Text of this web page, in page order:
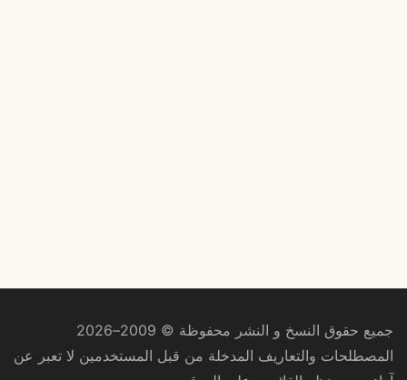
جميع حقوق النسخ و النشر محفوظة © 2009–2026
المصطلحات والتعاريف المدخلة من قبل المستخدمين لا تعبر عن